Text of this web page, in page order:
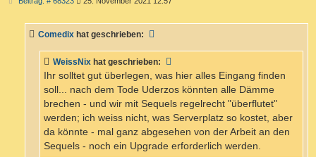
r
Comedix hat geschrieben:
WeissNix hat geschrieben:
Ihr solltet gut überlegen, was hier alles Eingang finden
soll... nach dem Tode Uderzos könnten alle Dämme
brechen - und wir mit Sequels regelrecht "überflutet"
werden; ich weiss nicht, was Serverplatz so kostet, aber
da könnte - mal ganz abgesehen von der Arbeit an den
Sequels - noch ein Upgrade erforderlich werden.